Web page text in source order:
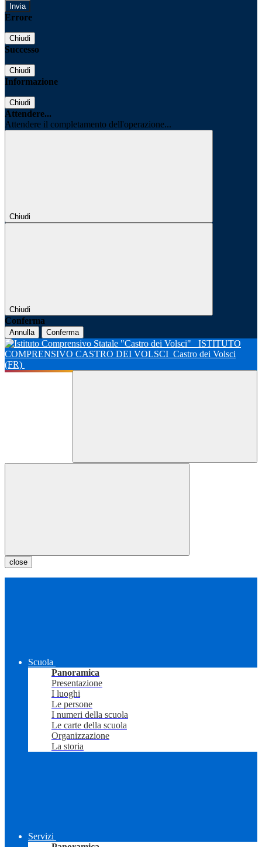
Errore
Chiudi
Successo
Chiudi
Informazione
Chiudi
Attendere...
Attendere il completamento dell'operazione...
Chiudi
Chiudi
Conferma
Annulla Conferma
ISTITUTO
COMPRENSIVO CASTRO DEI VOLSCI Castro dei Volsci
(FR)
close
Scuola
Panoramica
Presentazione
I luoghi
Le persone
I numeri della scuola
Le carte della scuola
Organizzazione
La storia
Servizi